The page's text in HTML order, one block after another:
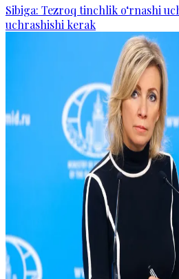
Sibiga: Tezroq tinchlik o‘rnashi
uchrashishi kerak